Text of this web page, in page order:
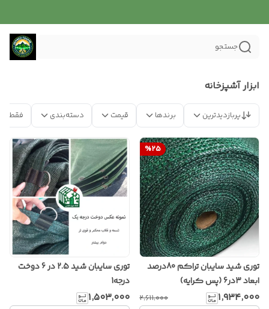
جستجو
ابزار آشپزخانه
پربازدیدترین برندها قیمت دسته‌بندی فقط
%25
توری شید سایبان تراکم 80درصد
ابعاد 3در6 (پس کرایه)
۱٬۹۳۴٬۰۰۰ ۲٬۶۱۱٬۰۰۰
توری سایبان شید 2.5 در 6 دوخت
درجه1
۱٬۵۰۳٬۰۰۰